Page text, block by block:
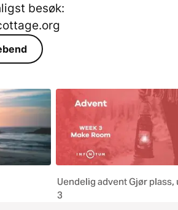
besøk:
Uendelig advent Gjør plass,
3